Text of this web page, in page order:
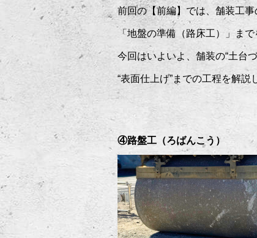
前回の【前編】では、舗装工
「地盤の準備（路床工）」まで
今回はいよいよ、舗装の“土台
“表面仕上げ”までの工程を解説
④路盤工（ろばんこう）